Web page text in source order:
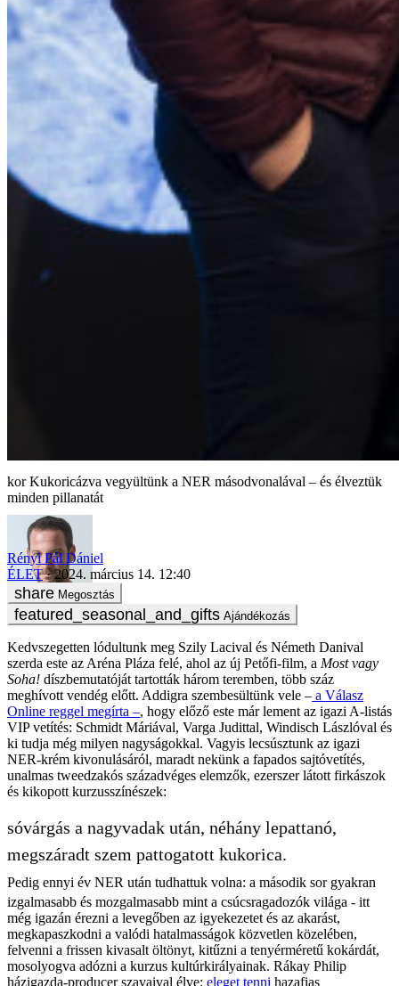
Kukoricázva vegyültünk a NER másodvonalával – és élveztük
minden pillanatát
Rényi Pál Dániel
ÉLET
2024. március 14. 12:40
Megosztás
Ajándékozás
Kedvszegetten lódultunk meg Szily Lacival és Németh Danival
szerda este az Aréna Pláza felé, ahol az új Petőfi-film, a Most vagy
Soha! díszbemutatóját tartották három teremben, több száz
meghívott vendég előtt. Addigra szembesültünk vele – a Válasz
Online reggel megírta –, hogy előző este már lement az igazi A-listás
VIP vetítés: Schmidt Máriával, Varga Judittal, Windisch Lászlóval és
ki tudja még milyen nagyságokkal. Vagyis lecsúsztunk az igazi
NER-krém kivonulásáról, maradt nekünk a fapados sajtóvetítés,
unalmas tweedzakós századvéges elemzők, ezerszer látott firkászok
és kikopott kurzusszínészek:
sóvárgás a nagyvadak után, néhány lepattanó,
megszáradt szem pattogatott kukorica.
Pedig ennyi év NER után tudhattuk volna: a második sor gyakran
izgalmasabb és mozgalmasabb mint a csúcsragadozók világa - itt
még igazán érezni a levegőben az igyekezetet és az akarást,
megkapaszkodni a valódi hatalmasságok közvetlen közelében,
felvenni a frissen kivasalt öltönyt, kitűzni a tenyérméretű kokárdát,
mosolyogva adózni a kurzus kultúrkirályainak. Rákay Philip
házigazda-producer szavaival élve: eleget tenni hazafias